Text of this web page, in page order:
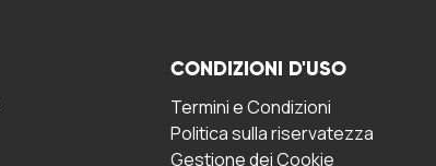
CONDIZIONI D'USO
Termini e Condizioni
Politica sulla riservatezza
Gestione dei Cookie